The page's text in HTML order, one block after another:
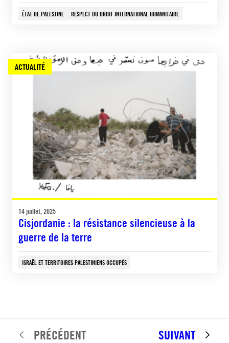
ÉTAT DE PALESTINE RESPECT DU DROIT INTERNATIONAL HUMANITAIRE
ACTUALITÉ
14 juillet, 2025
Cisjordanie : la résistance silencieuse à la
guerre de la terre
ISRAËL ET TERRITOIRES PALESTINIENS OCCUPÉS
PRÉCÉDENT SUIVANT